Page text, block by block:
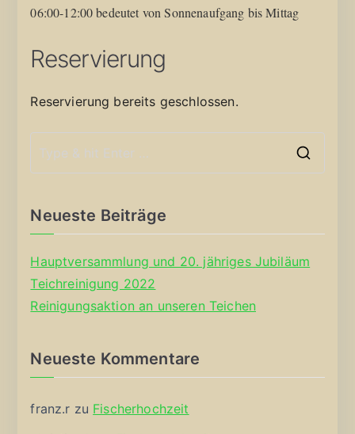
06:00-12:00 bedeutet von Sonnenaufgang bis Mittag
Reservierung
Reservierung bereits geschlossen.
Neueste Beiträge
Hauptversammlung und 20. jähriges Jubiläum
Teichreinigung 2022
Reinigungsaktion an unseren Teichen
Neueste Kommentare
franz.r zu Fischerhochzeit